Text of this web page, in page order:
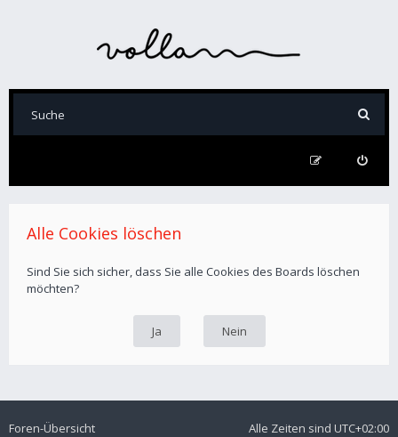
Alle Cookies löschen
Sind Sie sich sicher, dass Sie alle Cookies des Boards löschen
möchten?
Foren-Übersicht Alle Zeiten sind UTC+02:00